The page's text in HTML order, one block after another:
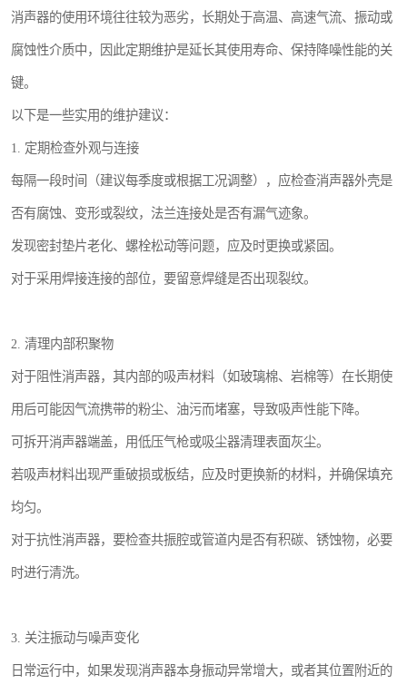
消声器的使用环境往往较为恶劣，长期处于高温、高速气流、振动或
腐蚀性介质中，因此定期维护是延长其使用寿命、保持降噪性能的关
键。
以下是一些实用的维护建议：
1. 定期检查外观与连接
每隔一段时间（建议每季度或根据工况调整），应检查消声器外壳是
否有腐蚀、变形或裂纹，法兰连接处是否有漏气迹象。
发现密封垫片老化、螺栓松动等问题，应及时更换或紧固。
对于采用焊接连接的部位，要留意焊缝是否出现裂纹。
2. 清理内部积聚物
对于阻性消声器，其内部的吸声材料（如玻璃棉、岩棉等）在长期使
用后可能因气流携带的粉尘、油污而堵塞，导致吸声性能下降。
可拆开消声器端盖，用低压气枪或吸尘器清理表面灰尘。
若吸声材料出现严重破损或板结，应及时更换新的材料，并确保填充
均匀。
对于抗性消声器，要检查共振腔或管道内是否有积碳、锈蚀物，必要
时进行清洗。
3. 关注振动与噪声变化
日常运行中，如果发现消声器本身振动异常增大，或者其位置附近的